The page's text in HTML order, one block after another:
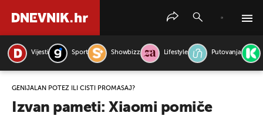
Vijesti Sport Showbizz Lifestyle Putovanja
GENIJALAN POTEZ ILI ČISTI PROMAŠAJ?
Izvan pameti: Xiaomi pomiče
PRETRAŽITE VIJESTI